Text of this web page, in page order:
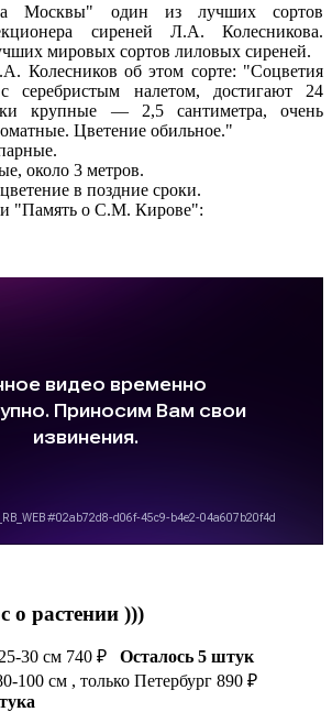
Москвы" один из лучших сортов
сиреней Л.А. Колесникова.
мировых сортов лиловых сиреней.
Колесников об этом сорте: "Соцветия
серебристым налетом, достигают 24
крупные — 2,5 сантиметра, очень
Цветение обильное."
около 3 метров.
в поздние сроки.
"Память о С.М. Кирове":
о растении )))
30 см 740 ₽
Осталось 5 штук
100 см , только Петербург 890 ₽